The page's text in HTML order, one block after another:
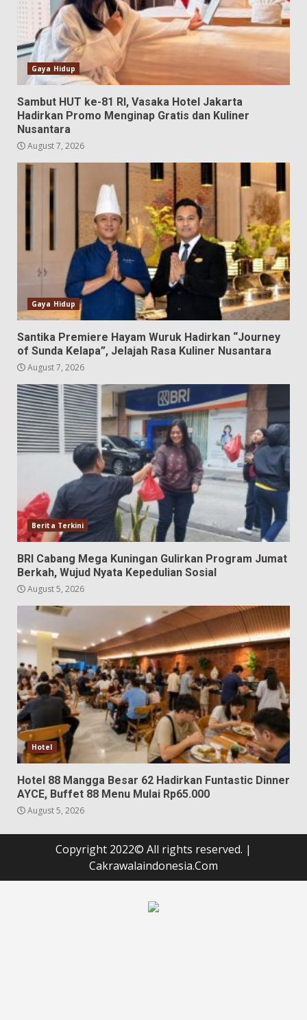
Gaya Hidup
Sambut HUT ke-81 RI, Vasaka Hotel Jakarta
Hadirkan Promo Menginap Gratis dan Kuliner
Nusantara
August 7, 2026
Gaya Hidup
Santika Premiere Hayam Wuruk Hadirkan “Journey
of Sunda Kelapa”, Jelajah Rasa Kuliner Nusantara
August 7, 2026
Berita Terkini
BRI Cabang Mega Kuningan Gulirkan Program Jumat
Berkah, Wujud Nyata Kepedulian Sosial
August 5, 2026
Hotel
Hotel 88 Mangga Besar 62 Hadirkan Funtastic Dinner
AYCE, Buffet 88 Menu Mulai Rp65.000
August 5, 2026
Copyright 2022© All rights reserved. |
Cakrawalaindonesia.Com